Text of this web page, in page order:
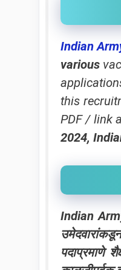
Indian
various
this
PDF / link
2024,
Indian
पदाप्रमाणे